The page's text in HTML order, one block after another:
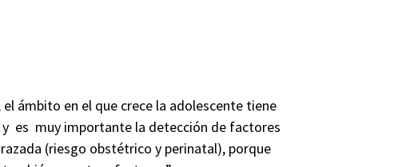
ámbito en el que crece la adolescente tiene
es muy importante la detección de factores
(riesgo obstétrico y perinatal), porque